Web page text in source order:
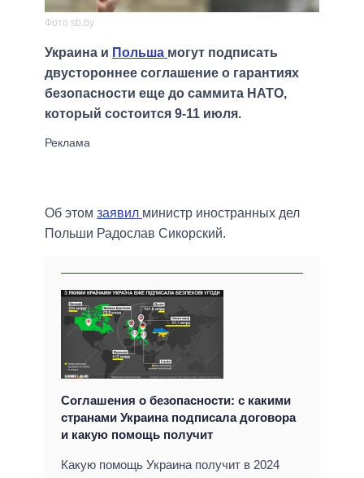
Фото sb.by
Украина и Польша могут подписать
двустороннее соглашение о гарантиях
безопасности еще до саммита НАТО,
который состоится 9-11 июля.
Об этом заявил министр иностранных дел
Польши Радослав Сикорский.
Соглашения о безопасности: с какими
странами Украина подписала договора
и какую помощь получит
Какую помощь Украина получит в 2024